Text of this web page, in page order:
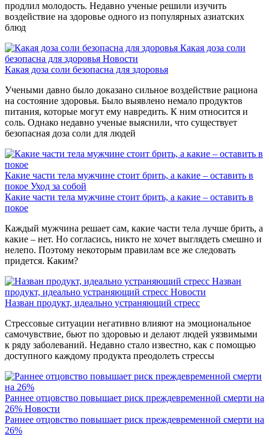
продлил молодость. Недавно ученые решили изучить
воздействие на здоровье одного из популярных азиатских
блюд
Какая доза соли
безопасна для здоровья Новости
Какая доза соли безопасна для здоровья
Учеными давно было доказано сильное воздействие рациона
на состояние здоровья. Было выявлено немало продуктов
питания, которые могут ему навредить. К ним относится и
соль. Однако недавно ученые выяснили, что существует
безопасная доза соли для людей
Какие части тела мужчине стоит брить, а какие – оставить в
покое Уход за собой
Какие части тела мужчине стоит брить, а какие – оставить в
покое
Каждый мужчина решает сам, какие части тела лучше брить, а
какие – нет. Но согласись, никто не хочет выглядеть смешно и
нелепо. Поэтому некоторым правилам все же следовать
придется. Каким?
Назван
продукт, идеально устраняющий стресс Новости
Назван продукт, идеально устраняющий стресс
Стрессовые ситуации негативно влияют на эмоциональное
самочувствие, бьют по здоровью и делают людей уязвимыми
к ряду заболеваний. Недавно стало известно, как с помощью
доступного каждому продукта преодолеть стрессы
Раннее отцовство повышает риск преждевременной смерти на
26% Новости
Раннее отцовство повышает риск преждевременной смерти на
26%